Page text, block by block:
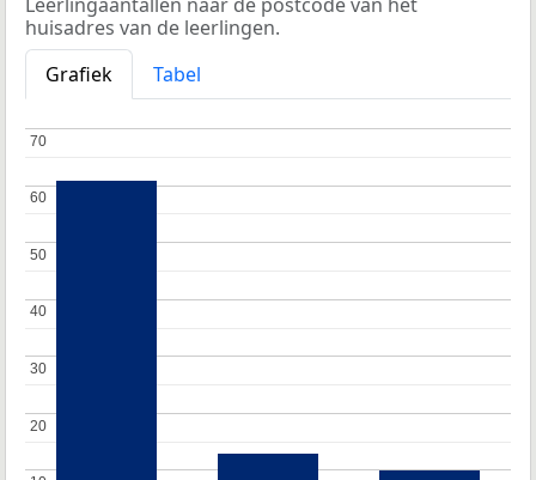
huisadres van de leerlingen.
Grafiek
Tabel
20
20
30
30
40
40
50
50
60
60
70
70